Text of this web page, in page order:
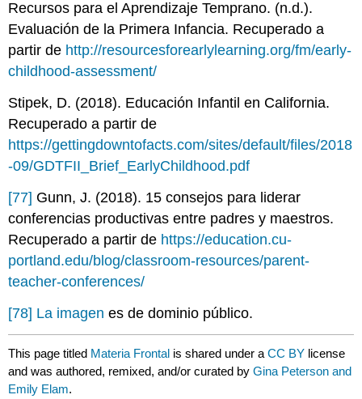
Recursos para el Aprendizaje Temprano. (n.d.).
Evaluación de la Primera Infancia. Recuperado a
partir de http://resourcesforearlylearning.org/fm/early-
childhood-assessment/
Stipek, D. (2018). Educación Infantil en California.
Recuperado a partir de
https://gettingdowntofacts.com/sites/default/files/2018
-09/GDTFII_Brief_EarlyChildhood.pdf
[77] Gunn, J. (2018). 15 consejos para liderar
conferencias productivas entre padres y maestros.
Recuperado a partir de https://education.cu-
portland.edu/blog/classroom-resources/parent-
teacher-conferences/
[78] La imagen es de dominio público.
This page titled Materia Frontal is shared under aCC BY license
and was authored, remixed, and/or curated byGina Peterson and
Emily Elam.